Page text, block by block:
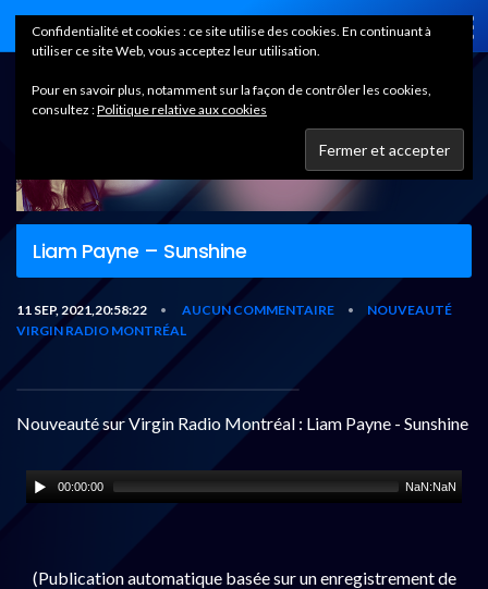
Home
Liam Payne – Sunshine
11 SEP, 2021,20:58:22 • AUCUN COMMENTAIRE •
NOUVEAUTÉ
VIRGIN RADIO MONTRÉAL
Nouveauté sur Virgin Radio Montréal : Liam Payne - Sunshine
00:00:00 NaN:NaN
(Publication automatique basée sur un enregistrement de
Confidentialité et cookies : ce site utilise des cookies. En continuant à
utiliser ce site Web, vous acceptez leur utilisation.
Pour en savoir plus, notamment sur la façon de contrôler les cookies,
consultez :Politique relative aux cookies